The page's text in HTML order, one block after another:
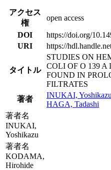
アクセス
権
open access
DOI
https://doi.org/
URI
https://
タイトル
STUDIES ON
COLI OF O 139
FOUND IN
FILTRATES
著者
INUKAI,
HAGA, Tadashi
著者名
INUKAI,
Yoshikazu
著者名
KODAMA,
Hirohide